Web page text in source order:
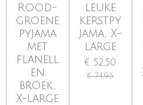
Rood-
groene
pyjama
met
flanell
en
broek,
X-large
leuke
kerstpy
jama, X-
large
€ 52,50
€ 74,95